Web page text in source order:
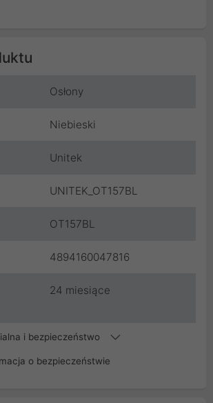
Osłony
Niebieski
Unitek
UNITEK_OT157BL
OT157BL
4894160047816
24 miesiące
i bezpieczeństwo
o bezpieczeństwie